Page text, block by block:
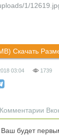
1/
Скачать
03:04 1739
Комментарии
будет